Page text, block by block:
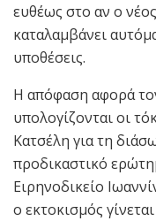
ευθέως στο αν ο
καταλαμβάνει
υποθέσεις.
Η απόφαση αφορά
υπολογίζονται οι
Κατσέλη για τη
προδικαστικό
Ειρηνοδικείο
ο εκτοκισμός